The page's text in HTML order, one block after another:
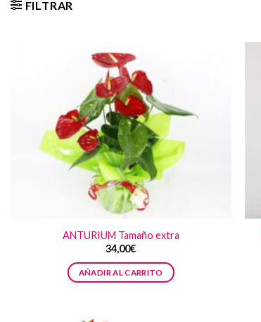
FILTRAR
ANTURIUM Tamaño extra
34,00€
AÑADIR AL CARRITO